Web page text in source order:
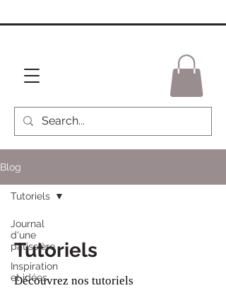
Blog
Journal
d'une
pâtissière
Inspiration
et idées
Tutoriels
Tutoriels
Découvrez nos tutoriels